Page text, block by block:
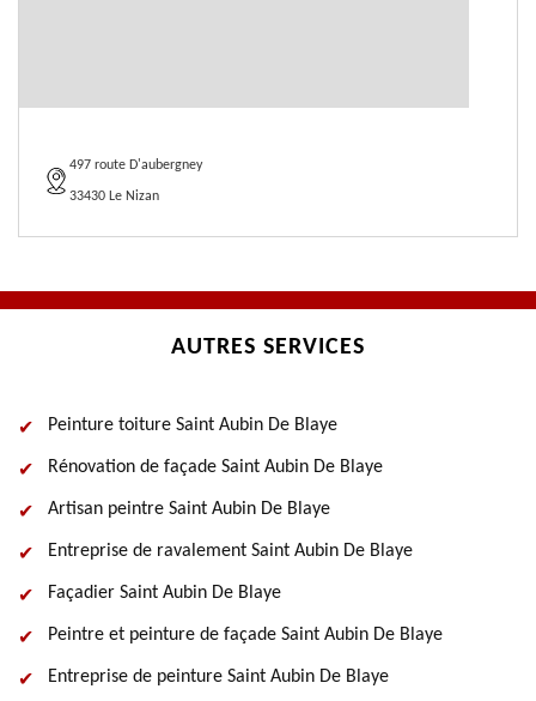
497 route D'aubergney
33430 Le Nizan
AUTRES SERVICES
Peinture toiture Saint Aubin De Blaye
Rénovation de façade Saint Aubin De Blaye
Artisan peintre Saint Aubin De Blaye
Entreprise de ravalement Saint Aubin De Blaye
Façadier Saint Aubin De Blaye
Peintre et peinture de façade Saint Aubin De Blaye
Entreprise de peinture Saint Aubin De Blaye